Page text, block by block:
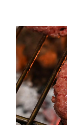
Image